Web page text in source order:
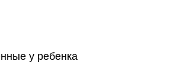
у ребенка